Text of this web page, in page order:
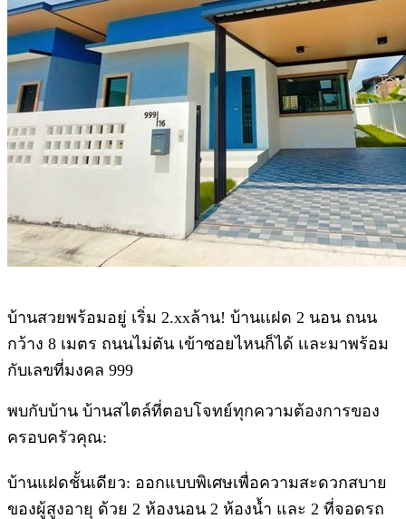
บ้านสวยพร้อมอยู่ เริ่ม 2.xxล้าน! บ้านเเฝด 2 นอน ถนน
กว้าง 8 เมตร ถนนไม่ตัน เข้าซอยไหนก็ได้ เเละมาพร้อม
กับเลขที่มงคล 999
พบกับบ้าน บ้านสไตล์ที่ตอบโจทย์ทุกความต้องการของ
ครอบครัวคุณ:
บ้านแฝดชั้นเดียว: ออกแบบพิเศษเพื่อความสะดวกสบาย
ของผู้สูงอายุ ด้วย 2 ห้องนอน 2 ห้องน้ำ และ 2 ที่จอดรถ